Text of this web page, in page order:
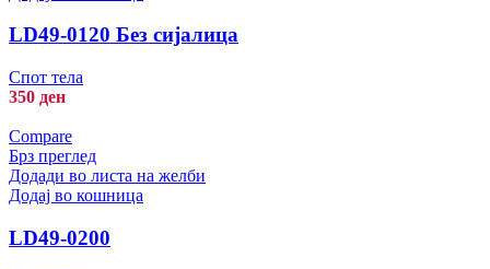
LD49-0120 Без сијалица
Спот тела
350 ден
Compare
Брз преглед
Додади во листа на желби
Додај во кошница
LD49-0200